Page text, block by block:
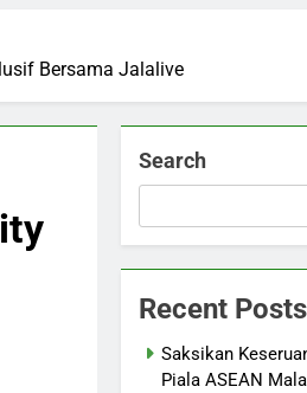
Bersama Jalalive
Search
Recent Posts
Saksikan
Piala ASEAN